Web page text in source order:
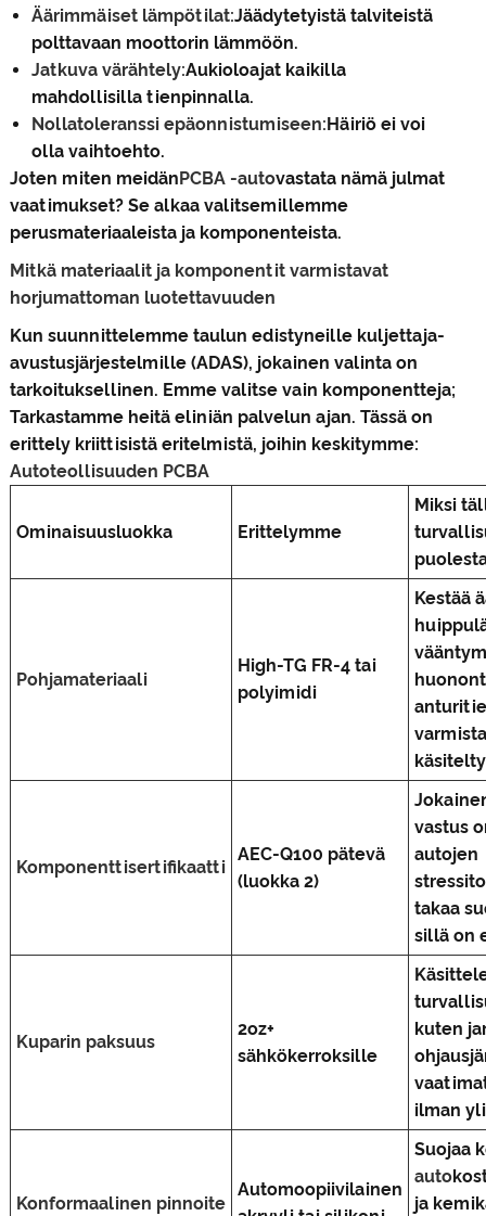
Äärimmäiset lämpötilat:Jäädytetyistä talviteistä
polttavaan moottorin lämmöön.
Jatkuva värähtely:Aukioloajat kaikilla
mahdollisilla tienpinnalla.
Nollatoleranssi epäonnistumiseen:Häiriö ei voi
olla vaihtoehto.
Joten miten meidänPCBA -autovastata nämä julmat
vaatimukset? Se alkaa valitsemillemme
perusmateriaaleista ja komponenteista.
Mitkä materiaalit ja komponentit varmistavat
horjumattoman luotettavuuden
Kun suunnittelemme taulun edistyneille kuljettaja-
avustusjärjestelmille (ADAS), jokainen valinta on
tarkoituksellinen. Emme valitse vain komponentteja;
Tarkastamme heitä eliniän palvelun ajan. Tässä on
erittely kriittisistä eritelmistä, joihin keskitymme:
Autoteollisuuden PCBA
Ominaisuusluokka Erittelymme
Miksi
Pohjamateriaali
High-TG FR-4 tai
polyimidi
Kestää
Komponenttisertifikaatti
AEC-Q100 pätevä
(luokka 2)
vastus
autojen
takaa
sillä on
Kuparin paksuus
2oz+
sähkökerroksille
kuten
ilman
Konformaalinen pinnoite
Automoopiivilainen
Suojaa
auto
ja